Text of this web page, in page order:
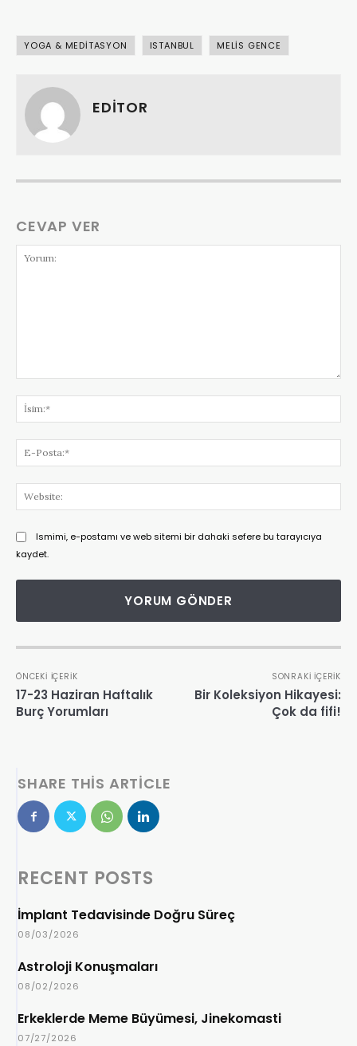
YOGA & MEDITASYON ISTANBUL MELIS GENCE
EDITOR
CEVAP VER
Ismimi, e-postamı ve web sitemi bir dahaki sefere bu tarayıcıya
kaydet.
ÖNCEKI İÇERIK
17-23 Haziran Haftalık
Burç Yorumları
SONRAKI İÇERIK
Bir Koleksiyon Hikayesi:
Çok da fifi!
SHARE THIS ARTICLE
RECENT POSTS
İmplant Tedavisinde Doğru Süreç
08/03/2026
Astroloji Konuşmaları
08/02/2026
Erkeklerde Meme Büyümesi, Jinekomasti
07/27/2026